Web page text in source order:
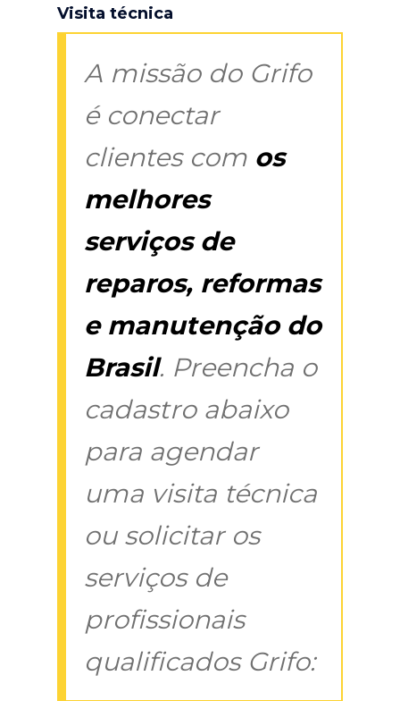
Visita técnica
A missão do Grifo
é conectar
clientes com os
melhores
serviços de
reparos, reformas
e manutenção do
Brasil. Preencha o
cadastro abaixo
para agendar
uma visita técnica
ou solicitar os
serviços de
profissionais
qualificados Grifo: